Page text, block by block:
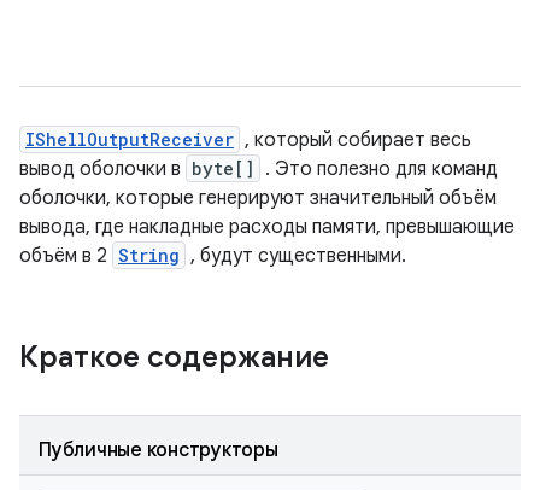
IShellOutputReceiver , который собирает весь
вывод оболочки в byte[]
. Это полезно для команд
оболочки, которые генерируют значительный объём
вывода, где накладные расходы памяти, превышающие
объём в 2 String , будут существенными.
Краткое содержание
Публичные конструкторы